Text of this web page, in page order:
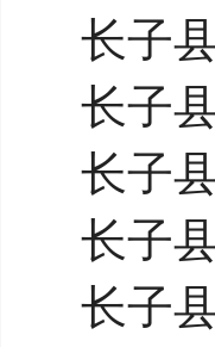
长子
长子
长子
长子
长子